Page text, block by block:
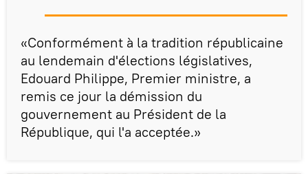
«Conformément à la tradition républicaine
au lendemain d'élections législatives,
Edouard Philippe, Premier ministre, a
remis ce jour la démission du
gouvernement au Président de la
République, qui l'a acceptée.»